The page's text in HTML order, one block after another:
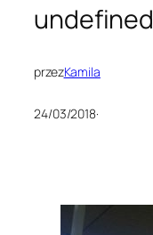
undefined
przezKamila
24/03/2018·